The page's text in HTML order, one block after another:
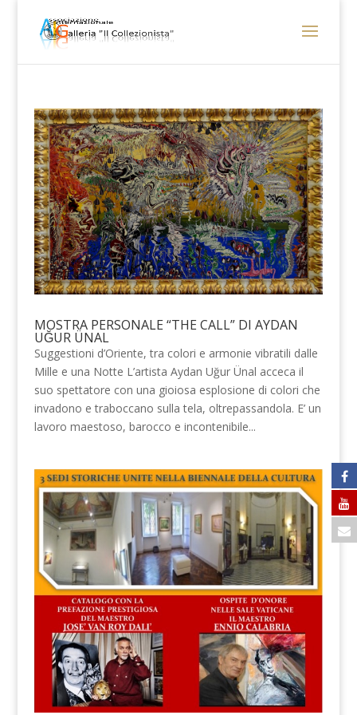
MOSTRA PERSONALE “THE CALL” DI AYDAN
UĞUR ÜNAL
Suggestioni d’Oriente, tra colori e armonie vibratili dalle
Mille e una Notte L’artista Aydan Uğur Ünal acceca il
suo spettatore con una gioiosa esplosione di colori che
invadono e traboccano sulla tela, oltrepassandola. E’ un
lavoro maestoso, barocco e incontenibile...